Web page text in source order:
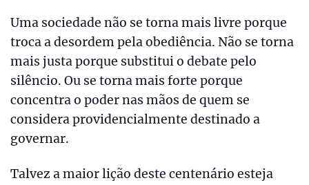
Uma sociedade não se torna mais livre porque
troca a desordem pela obediência. Não se torna
mais justa porque substitui o debate pelo
silêncio. Ou se torna mais forte porque
concentra o poder nas mãos de quem se
considera providencialmente destinado a
governar.
Talvez a maior lição deste centenário esteja